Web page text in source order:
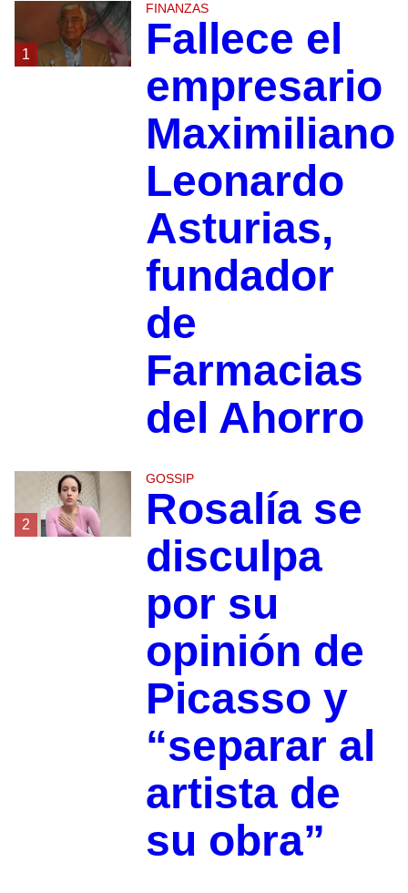
1
FINANZAS
Fallece el
empresario
Maximiliano
Leonardo
Asturias,
fundador
de
Farmacias
del Ahorro
2
GOSSIP
Rosalía se
disculpa
por su
opinión de
Picasso y
“separar al
artista de
su obra”